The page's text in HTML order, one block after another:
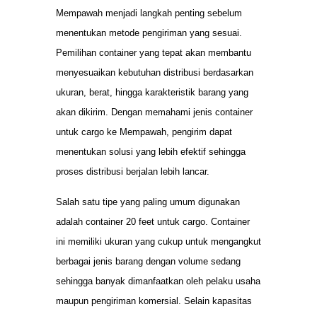
Mempawah menjadi langkah penting sebelum
menentukan metode pengiriman yang sesuai.
Pemilihan container yang tepat akan membantu
menyesuaikan kebutuhan distribusi berdasarkan
ukuran, berat, hingga karakteristik barang yang
akan dikirim. Dengan memahami jenis container
untuk cargo ke Mempawah, pengirim dapat
menentukan solusi yang lebih efektif sehingga
proses distribusi berjalan lebih lancar.
Salah satu tipe yang paling umum digunakan
adalah container 20 feet untuk cargo. Container
ini memiliki ukuran yang cukup untuk mengangkut
berbagai jenis barang dengan volume sedang
sehingga banyak dimanfaatkan oleh pelaku usaha
maupun pengiriman komersial. Selain kapasitas